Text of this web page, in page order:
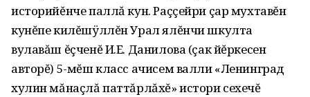
историйĕнче паллă кун. Раççейри çар мухтавĕн
кунĕпе килĕшÿллĕн Урал ялĕнчи шкулта
вулавăш ĕçченĕ И.Е. Данилова (çак йĕркесен
авторĕ) 5-мĕш класс ачисем валли «Ленинград
хулин мăнаçлă паттăрлăхĕ» истори сехечĕ